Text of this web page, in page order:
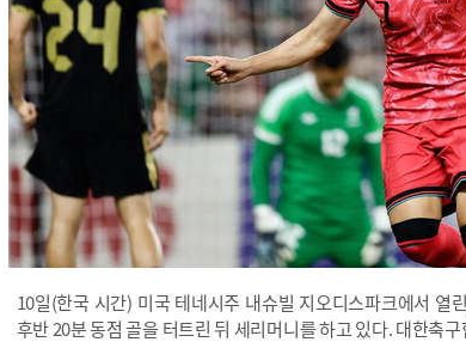
10일(한국 시간) 미국 테네시주 내슈빌 지오디스파크에서 열
후반 20분 동점 골을 터트린 뒤 세리머니를 하고 있다. 대한축